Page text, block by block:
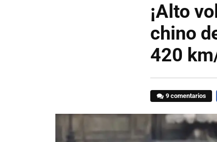
¡Alto
chino
420
9 comentarios